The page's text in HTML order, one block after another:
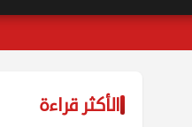
الأكثر قراءة